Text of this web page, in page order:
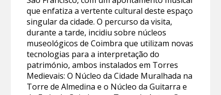
que enfatiza a vertente cultural deste espaço
singular da cidade. O percurso da visita,
durante a tarde, incidiu sobre núcleos
museológicos de Coimbra que utilizam novas
tecnologias para a interpretação do
património, ambos instalados em Torres
Medievais: O Núcleo da Cidade Muralhada na
Torre de Almedina e o Núcleo da Guitarra e